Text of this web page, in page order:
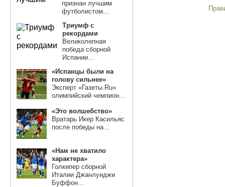
признан лучшим
футболистом...
Триумф с
рекордами
Великолепная
победа сборной
Испании...
«Испанцы были на
голову сильнее»
Эксперт «Газеты.Ru»
олимпийский чемпион...
«Это волшебство»
Вратарь Икер Касильяс
после победы на...
«Нам не хватило
характера»
Голкипер сборной
Италии Джанлуиджи
Буффон...